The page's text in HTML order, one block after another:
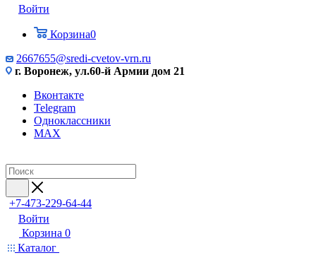
Войти
Корзина0
2667655@sredi-cvetov-vrn.ru
г. Воронеж, ул.60-й Армии дом 21
Вконтакте
Telegram
Одноклассники
MAX
+7-473-229-64-44
Войти
Корзина 0
Каталог